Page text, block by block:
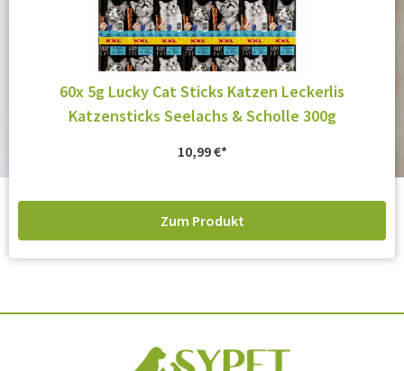
60x 5g Lucky Cat Sticks Katzen Leckerlis
Katzensticks Seelachs & Scholle 300g
10,99€
Zum Produkt